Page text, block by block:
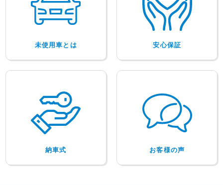
未使用車とは 安心保証
納車式 お客様の声